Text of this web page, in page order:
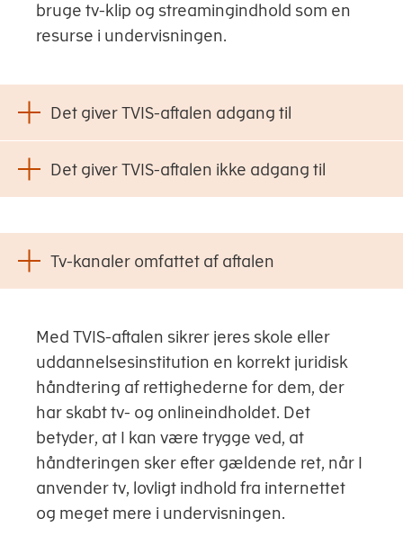
bruge tv-klip og streamingindhold som en
resurse i undervisningen.
Det giver TVIS-aftalen adgang til
Det giver TVIS-aftalen ikke adgang til
Tv-kanaler omfattet af aftalen
Med TVIS-aftalen sikrer jeres skole eller
uddannelsesinstitution en korrekt juridisk
håndtering af rettighederne for dem, der
har skabt tv- og onlineindholdet. Det
betyder, at I kan være trygge ved, at
håndteringen sker efter gældende ret, når I
anvender tv, lovligt indhold fra internettet
og meget mere i undervisningen.